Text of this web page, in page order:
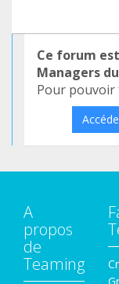
Ce forum
Managers
Pour pouvoir
A
propos
de
Teaming